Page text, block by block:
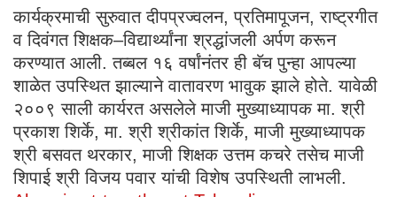
कार्यक्रमाची सुरुवात दीपप्रज्वलन, प्रतिमापूजन, राष्ट्रगीत
व दिवंगत शिक्षक–विद्यार्थ्यांना श्रद्धांजली अर्पण करून
करण्यात आली. तब्बल १६ वर्षांनंतर ही बॅच पुन्हा आपल्या
शाळेत उपस्थित झाल्याने वातावरण भावुक झाले होते. यावेळी
२००९ साली कार्यरत असलेले माजी मुख्याध्यापक मा. श्री
प्रकाश शिर्के, मा. श्री श्रीकांत शिर्के, माजी मुख्याध्यापक
श्री बसवत थरकार, माजी शिक्षक उत्तम कचरे तसेच माजी
शिपाई श्री विजय पवार यांची विशेष उपस्थिती लाभली.